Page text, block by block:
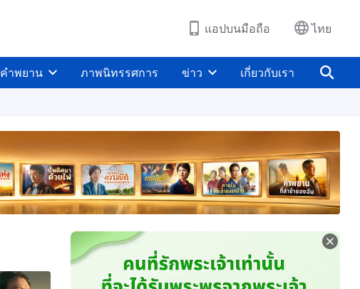
แอปบนมือถือ ไทย
คำพยาน ภาพนิทรรศการ ข่าว เกี่ยวกับเรา